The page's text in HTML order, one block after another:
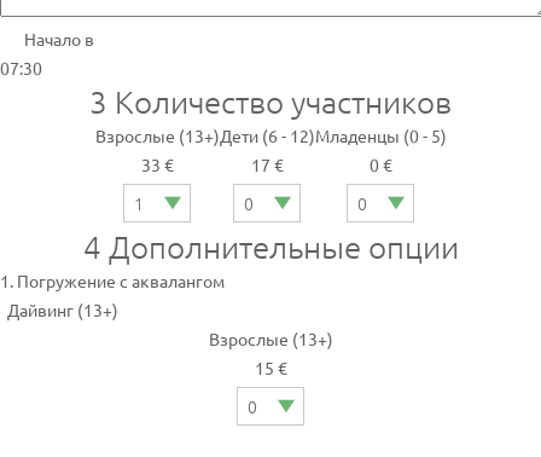
Начало в
07:30
3 Количество участников
Взрослые (13+)
33 €
Дети (6 - 12)
17 €
Младенцы (0 - 5)
0 €
4 Дополнительные опции
1. Погружение с аквалангом
Дайвинг (13+)
Взрослые (13+)
15 €